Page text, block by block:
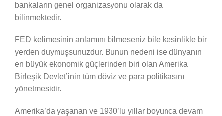
bankaların genel organizasyonu olarak da
bilinmektedir.
FED kelimesinin anlamını bilmeseniz bile kesinlikle bir
yerden duymuşsunuzdur. Bunun nedeni ise dünyanın
en büyük ekonomik güçlerinden biri olan Amerika
Birleşik Devlet’inin tüm döviz ve para politikasını
yönetmesidir.
Amerika’da yaşanan ve 1930’lu yıllar boyunca devam